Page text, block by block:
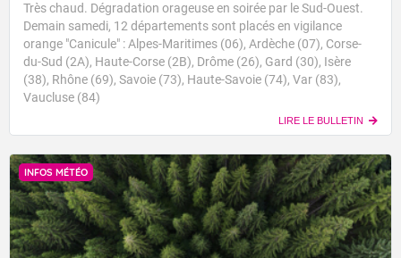
Très chaud. Dégradation orageuse en soirée par le Sud-Ouest.
Demain samedi, 12 départements sont placés en vigilance
orange "Canicule" : Alpes-Maritimes (06), Ardèche (07), Corse-
du-Sud (2A), Haute-Corse (2B), Drôme (26), Gard (30), Isère
(38), Rhône (69), Savoie (73), Haute-Savoie (74), Var (83),
Vaucluse (84)
LIRE LE BULLETIN
INFOS MÉTÉO